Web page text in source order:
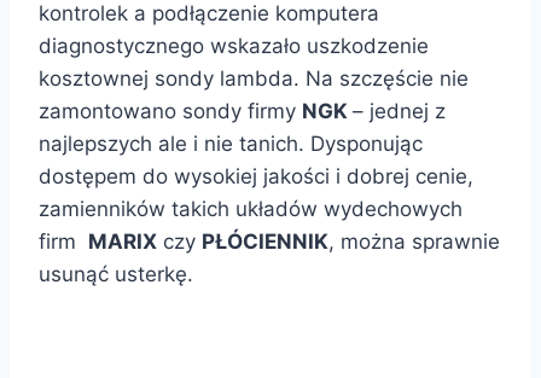
kontrolek a podłączenie komputera
diagnostycznego wskazało uszkodzenie
kosztownej sondy lambda. Na szczęście nie
zamontowano sondy firmy NGK – jednej z
najlepszych ale i nie tanich. Dysponując
dostępem do wysokiej jakości i dobrej cenie,
zamienników takich układów wydechowych
firm MARIX czy PŁÓCIENNIK, można sprawnie
usunąć usterkę.